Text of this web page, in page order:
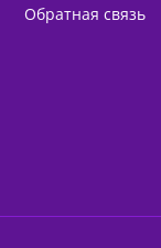
Обратная связь